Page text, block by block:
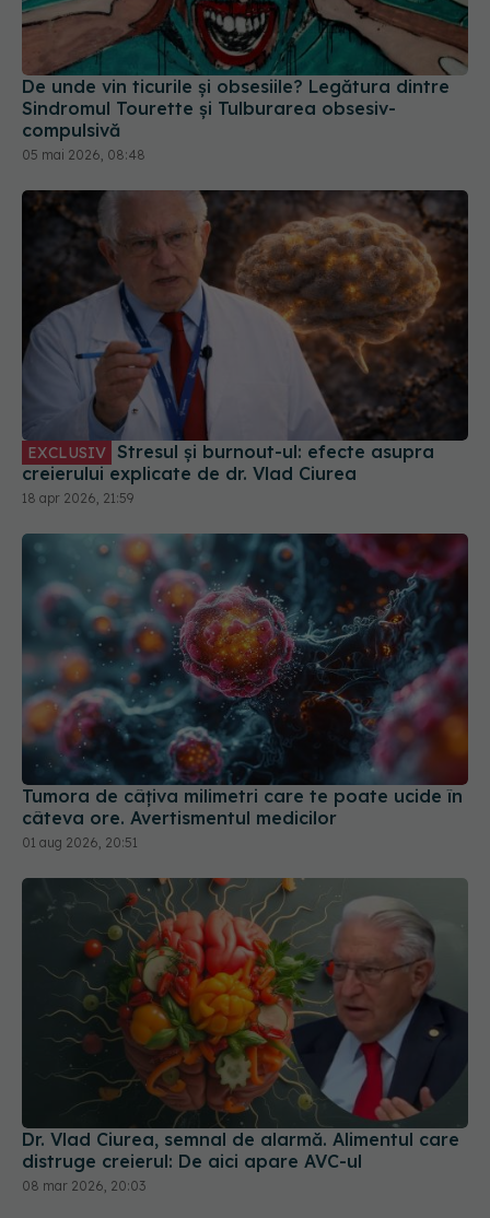
De unde vin ticurile și obsesiile? Legătura dintre
Sindromul Tourette și Tulburarea obsesiv-
compulsivă
05 mai 2026, 08:48
EXCLUSIV
creierului explicate de dr. Vlad Ciurea
18 apr 2026, 21:59
Tumora de câțiva milimetri care te poate ucide în
câteva ore. Avertismentul medicilor
01 aug 2026, 20:51
Dr. Vlad Ciurea, semnal de alarmă. Alimentul care
distruge creierul: De aici apare AVC-ul